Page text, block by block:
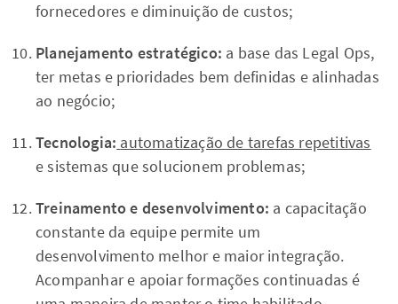
fornecedores e diminuição de custos;
Planejamento estratégico: a base das Legal Ops,
ter metas e prioridades bem definidas e alinhadas
ao negócio;
Tecnologia: automatização de tarefas repetitivas
e sistemas que solucionem problemas;
Treinamento e desenvolvimento: a capacitação
constante da equipe permite um
desenvolvimento melhor e maior integração.
Acompanhar e apoiar formações continuadas é